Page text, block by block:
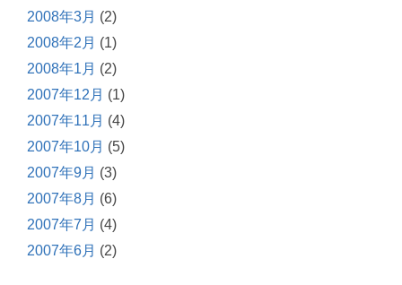
2008年3月 (2)
2008年2月 (1)
2008年1月 (2)
2007年12月 (1)
2007年11月 (4)
2007年10月 (5)
2007年9月 (3)
2007年8月 (6)
2007年7月 (4)
2007年6月 (2)